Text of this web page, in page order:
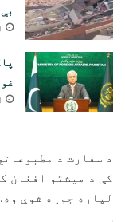
د سفارت د
کې د میشتو افغان
لپاره جوړه شوې وه.